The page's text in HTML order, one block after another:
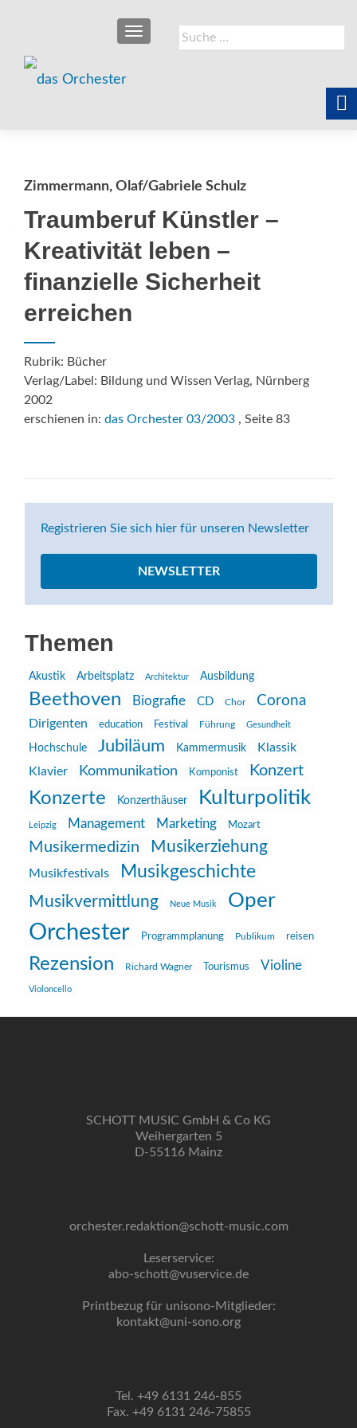
Suche
nach:
SCHALTE NAVIGATION
Zimmermann, Olaf/Gabriele Schulz
Traumberuf Künstler –
Kreativität leben –
finanzielle Sicherheit
erreichen
Rubrik: Bücher
Verlag/Label: Bildung und Wissen Verlag, Nürnberg
2002
erschienen in: das Orchester 03/2003 , Seite 83
Registrieren Sie sich hier für unseren Newsletter
NEWSLETTER
Themen
Akustik Arbeitsplatz Architektur Ausbildung
Beethoven Biografie CD Chor Corona
Dirigenten education Festival Führung Gesundheit
Hochschule Jubiläum Kammermusik
Klassik
Klavier
Kommunikation Komponist Konzert
Konzerte Konzerthäuser Kulturpolitik
Leipzig Management Marketing Mozart
Musikermedizin Musikerziehung
Musikfestivals Musikgeschichte
Musikvermittlung Neue Musik Oper
Orchester Programmplanung Publikum reisen
Rezension Richard Wagner Tourismus Violine
Violoncello
SCHOTT MUSIC GmbH & Co KG
Weihergarten 5
D-55116 Mainz
orchester.redaktion@schott-music.com
Leserservice:
abo-schott@vuservice.de
Printbezug für unisono-Mitglieder:
kontakt@uni-sono.org
Tel. +49 6131 246-855
Fax. +49 6131 246-75855